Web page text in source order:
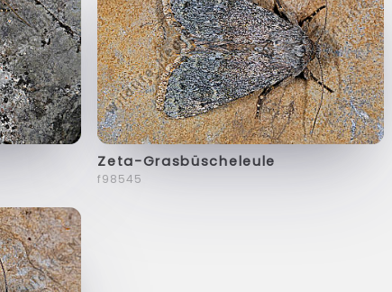
Zeta-Grasbüscheleule
f98545